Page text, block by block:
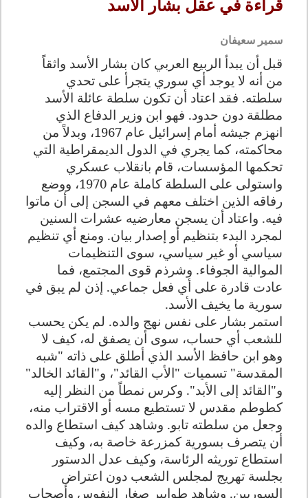
قراءة في عقل بشار الأسد
سمير سعيفان
قبل أن يبدأ الربيع العربي كان بشار الأسد واثقاً
من أنه لا يوجد أي سوري يتجرأ على تحدي
سلطته. فقد اعتاد أن تكون سلطة عائلة الأسد
مطلقة دون حدود. فهو ابن وزير الدفاع الذي
انهزم جيشه أمام إسرائيل عام 1967، وبدلاً من
محاكمته، كما يجري في الدول الديمقراطية التي
تحكمها المؤسسات، قام بانقلاب عسكري
واستولى على السلطة كاملة عام 1970، ووضع
رفاقه الذين اختلف معهم في السجن إلى أن ماتوا
فيه. واعتاد أن يسجن معارضيه عشرات السنين
لمجرد البدء بتنظيم أو إصدار بيان. ومنع أي تنظيم
سياسي أو غير سياسي، سوى التنظيمات
الموالية الجوفاء. وشرذم قوى المجتمع، فما
عادت قادرة على أي فعل جماعي. إذن لم يبق في
سورية ما يخيف الأسد.
استمر بشار على نفس نهج والده. لم يكن يحسب
للشعب أي حساب، سوى أن يصفق له، كيف لا
وهو ابن حافظ الأسد الذي أطلق على ذاته "شبه
المقدسة" تسميات "الأب القائد"، و"القائد الخالد"
و"القائد إلى الأبد". وكرس نمطاً من النظر إليه
كطوطم مقدس لا تستطيع مسه أو الاقتراب منه،
وجعل من سلطته تابو. وشاهد كيف استطاع والده
أن يتصرف بسورية كمزرعة خاصة به، وكيف
استطاع توريثه الرئاسة، وكيف عدل الدستور
بجلسة تهريج لمجلس الشعب دون اعتراض
السوريين. وشاهد طوابير صغار النفوس وأصحاب